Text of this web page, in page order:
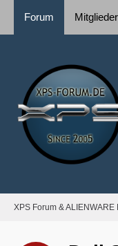
Forum Mitglieder
XPS Forum & ALIENWARE